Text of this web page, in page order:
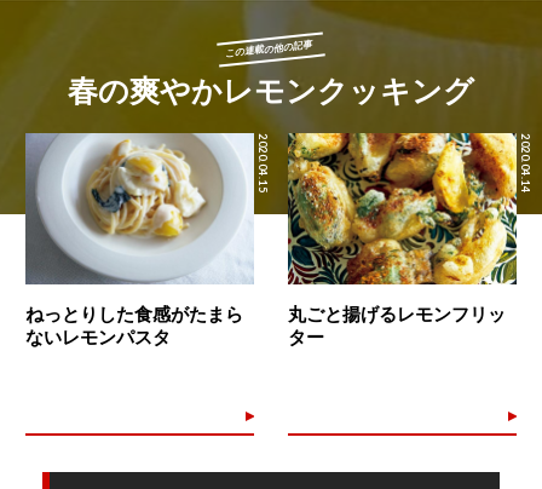
この連載の他の記事
春の爽やかレモンクッキング
2020.04.15
ねっとりした食感がたまら
ないレモンパスタ
2020.04.14
丸ごと揚げるレモンフリッ
ター